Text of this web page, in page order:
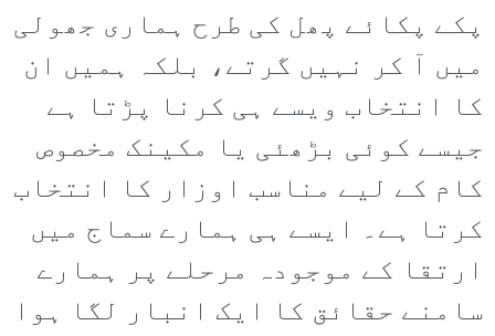
پکے پکائے پھل کی طرح ہماری جھولی
میں آ کر نہیں گرتے، بلکہ ہمیں ان
کا انتخاب ویسے ہی کرنا پڑتا ہے
جیسے کوئی بڑھئی یا مکینک مخصوص
کام کے لیے مناسب اوزار کا انتخاب
کرتا ہے۔ ایسے ہی ہمارے سماج میں
ارتقا کے موجودہ مرحلے پر ہمارے
سامنے حقائق کا ایک انبار لگا ہوا